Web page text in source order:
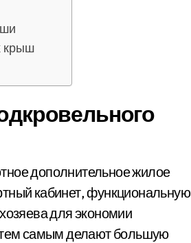
крыш
дополнительное жилое
кабинет, функциональную
для экономии
тем самым делают большую